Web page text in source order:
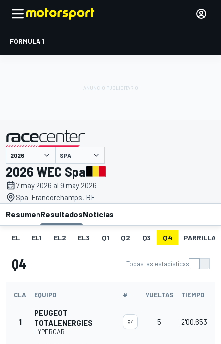
FÓRMULA 1
presentado por SPA
2026 WEC Spa
7 may 2026 al 9 may 2026
Spa-Francorchamps, BE
ResumenResultadosNoticias
EL EL1 EL2 EL3 Q1 Q2 Q3 Q4 PARRILLA
Q4 Todas las estadísticas
CLA EQUIPO # VUELTAS TIEMPO
1
PEUGEOT
TOTALENERGIES
HYPERCAR
94 5 2'00.653